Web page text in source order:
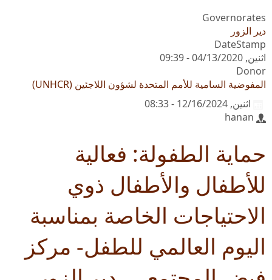
Governorates
دير الزور
DateStamp
اثنين, 04/13/2020 - 09:39
Donor
المفوضية السامية للأمم المتحدة لشؤون اللاجئين (UNHCR)
اثنين, 12/16/2024 - 08:33
hanan
حماية الطفولة: فعالية
للأطفال والأطفال ذوي
الاحتياجات الخاصة بمناسبة
اليوم العالمي للطفل- مركز